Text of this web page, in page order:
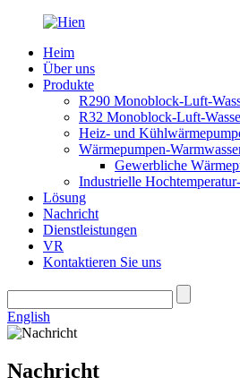
Heim
Über uns
Produkte
R290 Monoblock-Luft-
R32 Monoblock-Luft-
Heiz- und
Wärmepumpen-
Gewerbliche
Industrielle
Lösung
Nachricht
Dienstleistungen
VR
Kontaktieren Sie uns
English
Nachricht